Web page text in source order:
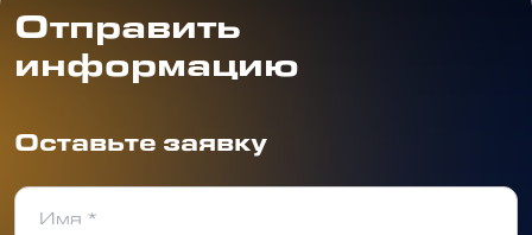
Отправить
информацию
Оставьте заявку